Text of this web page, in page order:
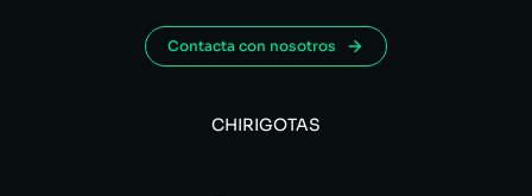
Contacta con nosotros
CHIRIGOTAS